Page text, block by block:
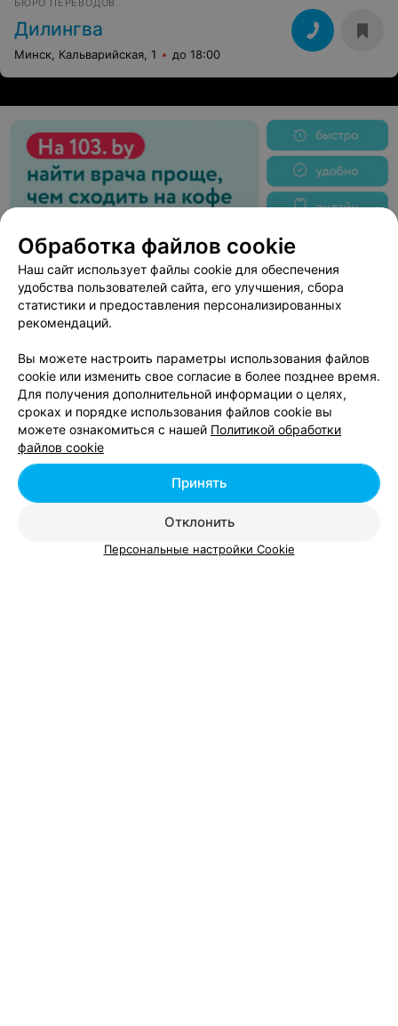
БЮРО ПЕРЕВОДОВ
Дилингва
Минск, Кальварийская, 1 до 18:00
ЭФФЕКТИВНАЯ РЕКЛАМА НА САЙТЕ
Вам будет интересно
Обработка файлов cookie
Наш сайт использует файлы cookie для обеспечения
удобства пользователей сайта, его улучшения, сбора
статистики и предоставления персонализированных
рекомендаций.
Вы можете настроить параметры использования файлов
cookie или изменить свое согласие в более позднее время.
Для получения дополнительной информации о целях,
сроках и порядке использования файлов cookie вы
можете ознакомиться с нашей Политикой обработки
файлов cookie
Отклонить
Принять
Персональные настройки Cookie